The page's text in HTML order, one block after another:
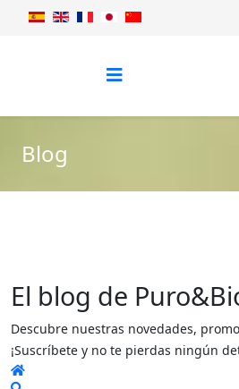
Blog
El blog de
Descubre nuestras novedades,
¡Suscríbete y no te pierdas ningún
Home